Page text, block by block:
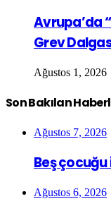
Avrupa’da
Grev
Ağustos 1, 2026
Son Bakılan
Ağustos 7, 2026
Beş çocuğu
Ağustos 6, 2026